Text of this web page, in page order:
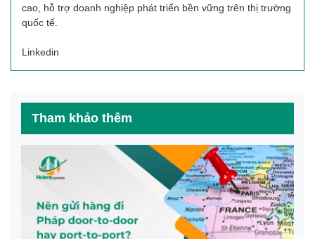
cao, hỗ trợ doanh nghiệp phát triển bền vững trên thị trường
quốc tế.
Linkedin
Tham khảo thêm